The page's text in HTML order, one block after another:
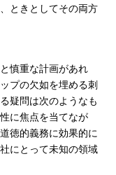
ときとしてその両方
慎重な計画があれ
プの欠如を埋める刺
疑問は次のようなも
に焦点を当てなが
徳的義務に効果的に
にとって未知の領域